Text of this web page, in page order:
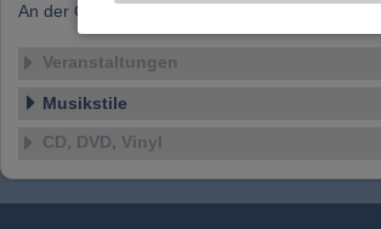
soziale Medien, Werbung und Analysen
weitergegeben. Unsere Partner führen
Daten zusammen, die Sie bereitgestellt
oder die sie im Rahmen Ihrer Nutzung der
An der Gitarre Max Aichinger; ständig
Veranstaltungen
Musikstile
CD, DVD, Vinyl